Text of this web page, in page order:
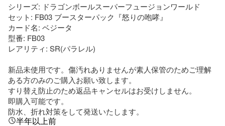
シリーズ: ドラゴンボールスーパーフュージョンワールド
セット: FB03 ブースターパック『怒りの咆哮』
カード名: ベジータ
型番: FB03
レアリティ: SR(パラレル)
新品未使用です。傷汚れありませんが素人保管のためご理解
ある方のみのご購入お願い致します。
すり替え防止のため返品キャンセルはお受けしません。
即購入可能です。
防水、折れ対策をして発送いたします。
半年以上前